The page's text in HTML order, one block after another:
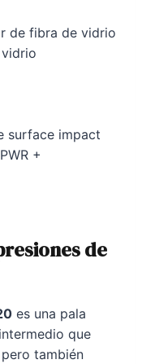
de fibra de vidrio
surface impact
+
de
es una pala
que
también